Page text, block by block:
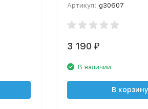
Артикул: g30607
3 190 ₽
В наличии
В корзину